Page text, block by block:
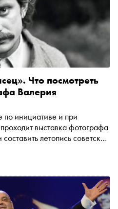
Что посмотреть
Валерия
инициативе и при
выставка фотографа
летопись советской
Высоцкий, Алиса
было звезды театра и
который не оказался бы